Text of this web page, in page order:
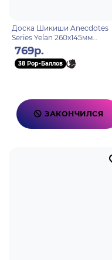
Доска Шикиши Anecdotes
Series Yelan 260x145мм
6976068140795
769р.
38 Pop-Баллов
ЗАКОНЧИЛСЯ